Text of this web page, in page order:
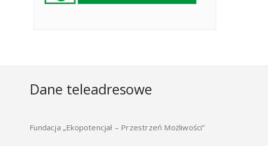
Dane teleadresowe
Fundacja „Ekopotencjał – Przestrzeń Możliwości”